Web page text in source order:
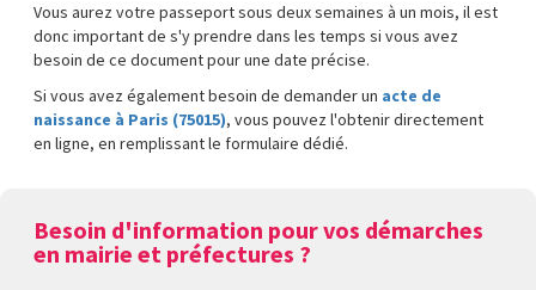
Vous aurez votre passeport sous deux semaines à un mois, il est
donc important de s'y prendre dans les temps si vous avez
besoin de ce document pour une date précise.
Si vous avez également besoin de demander un acte de
naissance à Paris (75015), vous pouvez l'obtenir directement
en ligne, en remplissant le formulaire dédié.
Besoin d'information pour vos démarches
en mairie et préfectures ?